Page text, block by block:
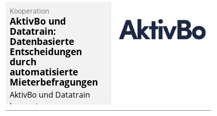
operativen
Instandhaltung in die
SAP-Systemlandschaft
deutscher
Wohnungsunternehmen
– und beschleunigt damit
den Weg vom
Mieteranliegen zum
Dienstleisterauftrag.
Kooperation
AktivBo und
Datatrain:
Datenbasierte
Entscheidungen
durch
automatisierte
Mieterbefragungen
AktivBo und Datatrain
kooperieren –